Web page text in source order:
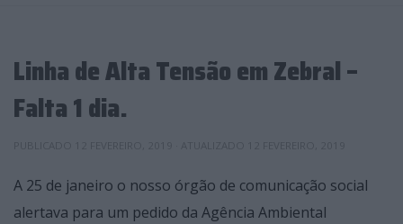
Linha de Alta Tensão em Zebral –
Falta 1 dia.
A 25 de janeiro o nosso órgão de comunicação social
alertava para um pedido da Agência Ambiental